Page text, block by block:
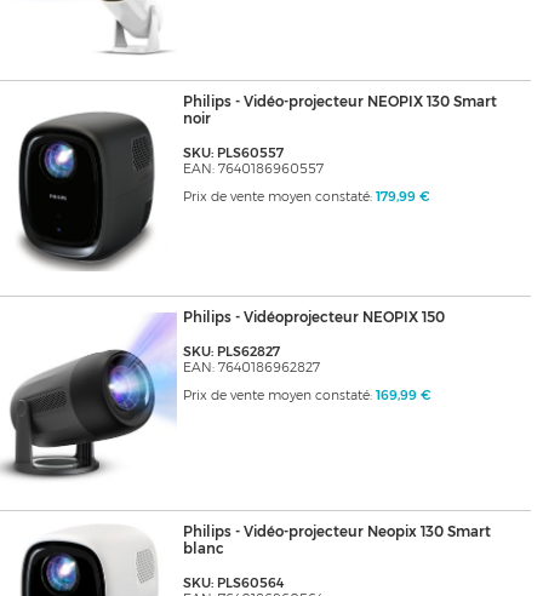
Philips - Vidéo-projecteur NEOPIX 130 Smart
noir
SKU: PLS60557
EAN: 7640186960557
Prix de vente moyen constaté: 179,99 €
Philips - Vidéoprojecteur NEOPIX 150
SKU: PLS62827
EAN: 7640186962827
Prix de vente moyen constaté: 169,99 €
Philips - Vidéo-projecteur Neopix 130 Smart
blanc
SKU: PLS60564